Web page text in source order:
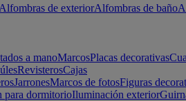
Alfombras de exteriorAlfombras de baño
a manoMarcosPlacas decorativas
RevisterosCajas
JarronesMarcos de fotosFiguras
para dormitorioIluminación exterior